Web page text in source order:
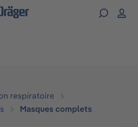
respiratoire
Masques complets